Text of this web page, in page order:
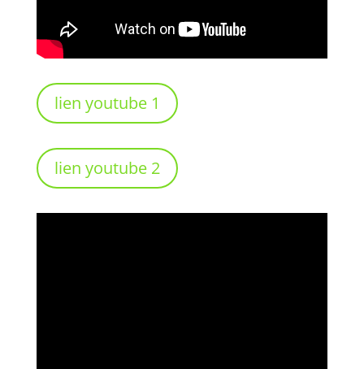
lien youtube 1
lien youtube 2